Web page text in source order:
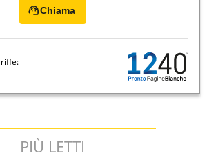
Chiama
PIÙ LETTI